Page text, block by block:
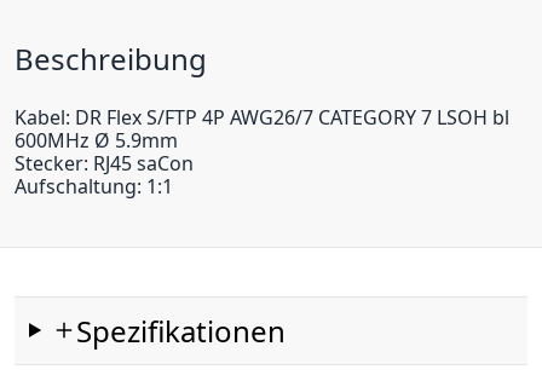
Beschreibung
Kabel: DR Flex S/FTP 4P AWG26/7 CATEGORY 7 LSOH bl
600MHz Ø 5.9mm
Stecker: RJ45 saCon
Aufschaltung: 1:1
Spezifikationen